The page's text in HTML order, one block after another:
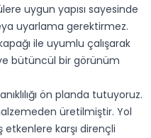
uygun yapısı sayesinde
uyarlama gerektirmez.
ile uyumlu çalışarak
bütüncül bir görünüm
ön planda tutuyoruz.
üretilmiştir. Yol
etkenlere karşı dirençli